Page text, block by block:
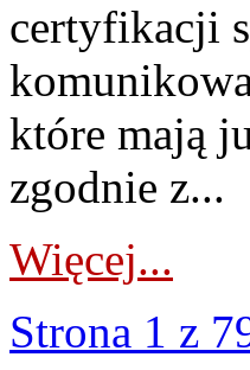
certyfikacji
które mają
zgodnie z...
Więcej...
Strona 1 z